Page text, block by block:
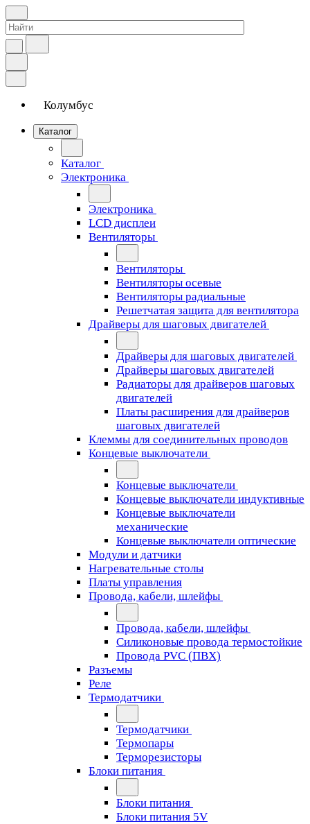
Колумбус
Каталог
Каталог
Электроника
Электроника
LCD дисплеи
Вентиляторы
Вентиляторы
Вентиляторы осевые
Вентиляторы радиальные
Решетчатая защита для вентилятора
Драйверы для шаговых двигателей
Драйверы для шаговых двигателей
Драйверы шаговых двигателей
Радиаторы для драйверов шаговых
двигателей
Платы расширения для драйверов
шаговых двигателей
Клеммы для соединительных проводов
Концевые выключатели
Концевые выключатели
Концевые выключатели индуктивные
Концевые выключатели
механические
Концевые выключатели оптические
Модули и датчики
Нагревательные столы
Платы управления
Провода, кабели, шлейфы
Провода, кабели, шлейфы
Силиконовые провода термостойкие
Провода PVC (ПВХ)
Разъемы
Реле
Термодатчики
Термодатчики
Термопары
Терморезисторы
Блоки питания
Блоки питания
Блоки питания 5V